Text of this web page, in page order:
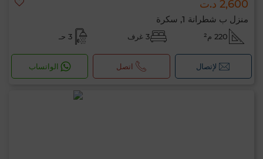
2,600 د.ت
منزل ب شطرانة 1, سكرة
220 م² 3 غرف 3 حـ
لإتصال اتصل الواتساب